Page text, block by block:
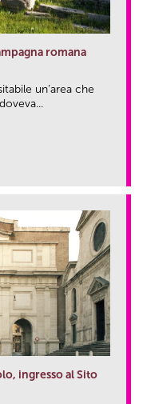
romana
un’area che
ingresso al Sito